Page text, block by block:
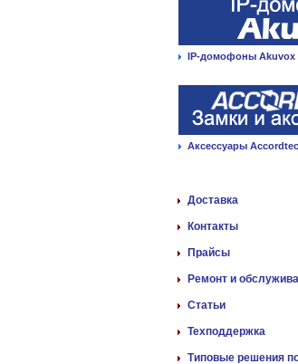
IP-домофоны Akuvox
Аксессуары Accordtec
Доставка
Контакты
Прайсы
Ремонт и
Статьи
Техподдержка
Типовые решения